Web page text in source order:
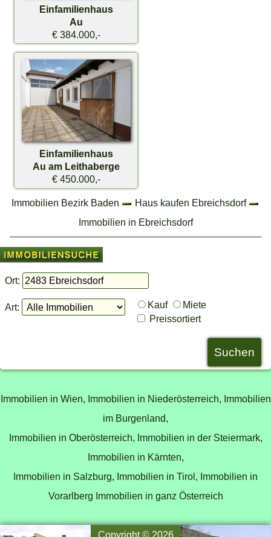
Einfamilienhaus
Au
€ 384.000,-
Einfamilienhaus
Au am Leithaberge
€ 450.000,-
Immobilien Bezirk Baden
Haus kaufen Ebreichsdorf
Immobilien in Ebreichsdorf
Ort:
Art: Kauf
Miete
Preissortiert
Immobilien in Wien, Immobilien in Niederösterreich, Immobilien
im Burgenland,
Immobilien in Oberösterreich, Immobilien in der Steiermark,
Immobilien in Kärnten,
Immobilien in Salzburg, Immobilien in Tirol, Immobilien in
Vorarlberg Immobilien in ganz Österreich
Copyright © 2026